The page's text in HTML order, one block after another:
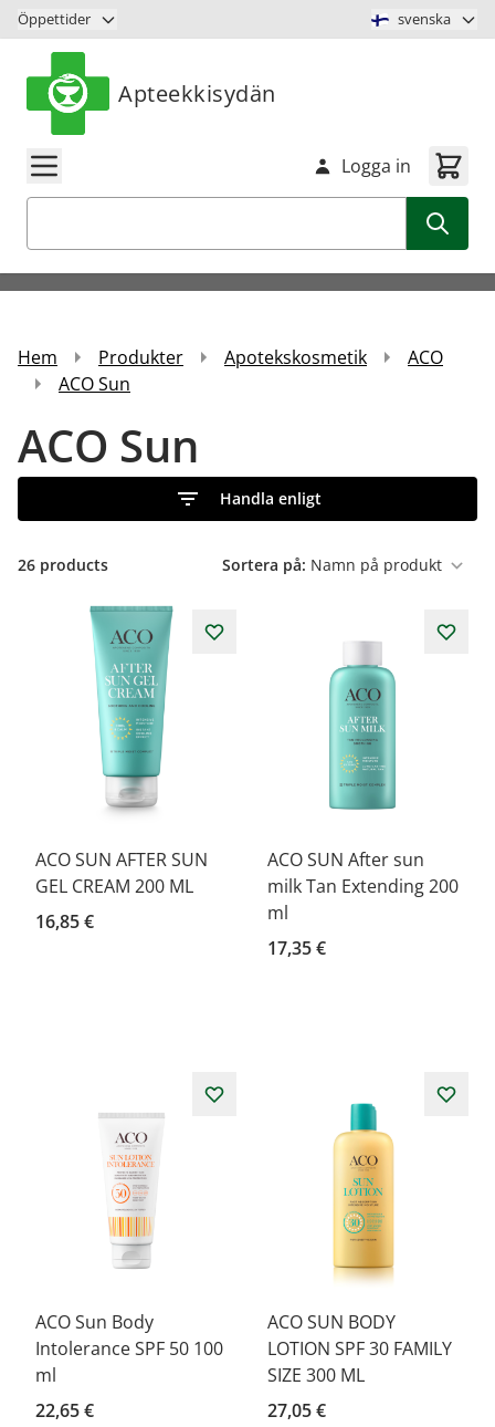
Hoppa till innehåll
Öppettider svenska
Apteekkisydän
Logga in
Hem Produkter Apotekskosmetik
ACO
ACO Sun
ACO Sun
Handla enligt
26 products Sortera på:
ACO SUN AFTER SUN
GEL CREAM 200 ML
16,85 €
ACO SUN After sun
milk Tan Extending 200
ml
17,35 €
ACO Sun Body
Intolerance SPF 50 100
ml
22,65 €
ACO SUN BODY
LOTION SPF 30 FAMILY
SIZE 300 ML
27,05 €